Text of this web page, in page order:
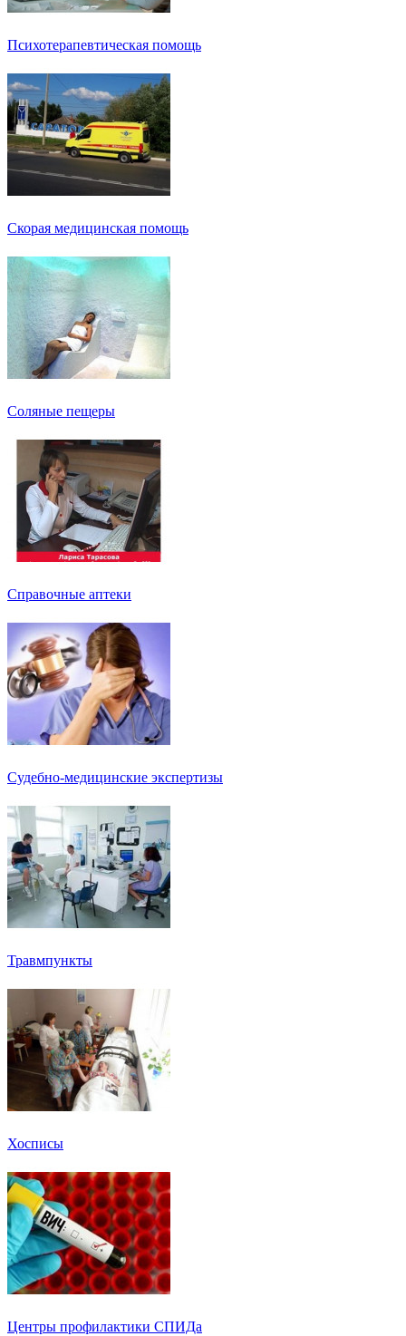
Психотерапевтическая помощь
Скорая медицинская помощь
Соляные пещеры
Справочные аптеки
Судебно-медицинские экспертизы
Травмпункты
Хосписы
Центры профилактики СПИДа